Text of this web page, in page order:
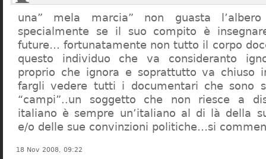
una” mela marcia” non guasta
specialmente se il suo compito è
future… fortunatamente non tutto il corpo
questo individuo che va consideranto
proprio che ignora e soprattutto va chiuso
fargli vedere tutti i documentari che sono
“campi”..un soggetto che non riesce a
italiano è sempre un’italiano al di là della
e/o delle sue convinzioni politiche…si
18 Nov 2008, 09:22